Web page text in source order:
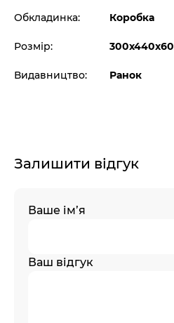
Обкладинка: Коробка
Розмір: 300х440х60
Видавництво: Ранок
Залишити відгук
Ваше ім’я
Ваш відгук